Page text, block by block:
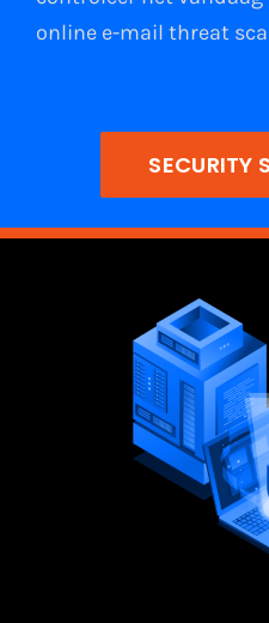
online e-mail threat
SECURITY